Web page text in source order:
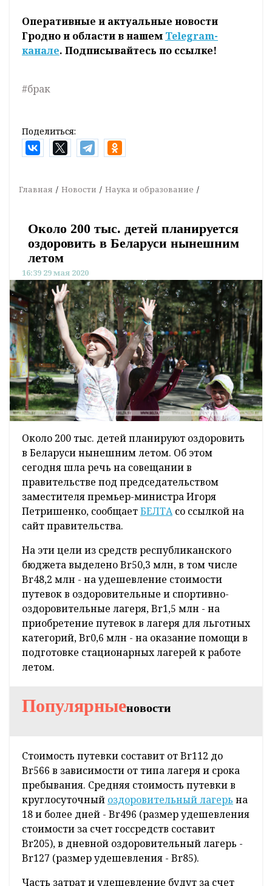
Оперативные и актуальные новости
Гродно и области в нашем Telegram-
канале. Подписывайтесь по ссылке!
#брак
Поделиться:
Главная Новости Наука и образование
Около 200 тыс. детей планируется
оздоровить в Беларуси нынешним
летом
16:39 29 мая 2020
Около 200 тыс. детей планируют оздоровить
в Беларуси нынешним летом. Об этом
сегодня шла речь на совещании в
правительстве под председательством
заместителя премьер-министра Игоря
Петришенко, сообщаетБЕЛТАсо ссылкой на
сайт правительства.
На эти цели из средств республиканского
бюджета выделено Br50,3 млн, в том числе
Br48,2 млн - на удешевление стоимости
путевок в оздоровительные и спортивно-
оздоровительные лагеря, Br1,5 млн - на
приобретение путевок в лагеря для льготных
категорий, Br0,6 млн - на оказание помощи в
подготовке стационарных лагерей к работе
летом.
Популярныеновости
Стоимость путевки составит от Br112 до
Br566 в зависимости от типа лагеря и срока
пребывания. Средняя стоимость путевки в
круглосуточный оздоровительный лагерь на
18 и более дней - Br496 (размер удешевления
стоимости за счет госсредств составит
Br205), в дневной оздоровительный лагерь -
Br127 (размер удешевления - Br85).
Часть затрат и удешевление будут за счет